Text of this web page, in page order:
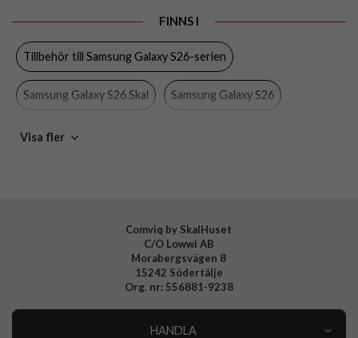
Färg
Tillverkarens art nr
FINNS I
Tillbehör till Samsung Galaxy S26-serien
Samsung Galaxy S26 Skal Samsung Galaxy S26
Ideal of Sweden
Visa fler
Comviq by SkalHuset
C/O Lowwi AB
Morabergsvägen 8
15242 Södertälje
Org. nr: 556881-9238
HANDLA